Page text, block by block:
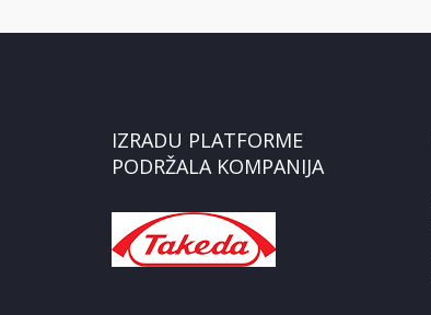
IZRADU PLATFORME
PODRŽALA KOMPANIJA